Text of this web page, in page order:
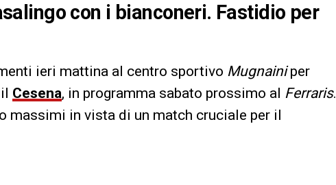
con i bianconeri. Fastidio per
ieri mattina al centro sportivo Mugnainiper
Cesena, in programma sabato prossimo al Ferraris.
massimi in vista di un match cruciale per il